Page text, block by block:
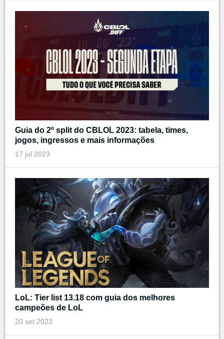
Guia do 2º split do CBLOL 2023: tabela, times,
jogos, ingressos e mais informações
17 jul 2023
LoL: Tier list 13.18 com guia dos melhores
campeões de LoL
20 set 2023